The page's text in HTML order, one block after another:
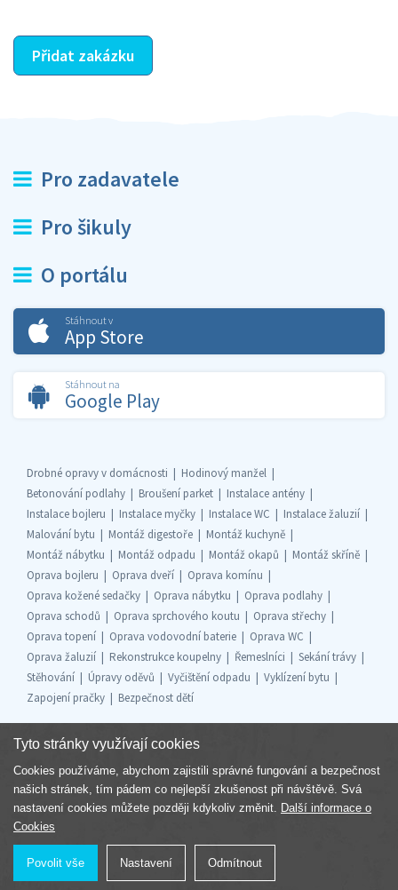
Přidat zakázku
Pro zadavatele
Pro šikuly
O portálu
Stáhnout v
App Store
Stáhnout na
Google Play
Drobné opravy v domácnosti
Hodinový manžel
Betonování podlahy
Broušení parket
Instalace antény
Instalace bojleru
Instalace myčky Instalace WC
Instalace žaluzií
Malování bytu
Montáž digestoře
Montáž kuchyně
Montáž nábytku
Montáž odpadu Montáž okapů
Montáž skříně
Oprava bojleru
Oprava dveří
Oprava komínu
Oprava kožené sedačky
Oprava nábytku
Oprava podlahy
Oprava schodů
Oprava sprchového koutu
Oprava střechy
Oprava topení
Oprava vodovodní baterie
Oprava WC
Oprava žaluzií
Rekonstrukce koupelny Řemeslníci
Sekání trávy
Stěhování
Úpravy oděvů Vyčištění odpadu
Vyklízení bytu
Zapojení pračky
Bezpečnost dětí
Součást skupiny
Tyto stránky využívají cookies
Cookies používáme, abychom zajistili správné fungování a bezpečnost
našich stránek, tím pádem co nejlepší zkušenost při návštěvě. Svá
nastavení cookies můžete později kdykoliv změnit. Další informace o
Cookies
Povolit vše Nastavení Odmítnout